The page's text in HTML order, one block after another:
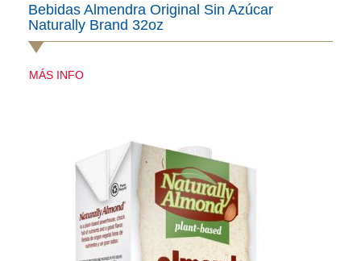
Bebidas Almendra Original Sin Azúcar
Naturally Brand 32oz
MÁS INFO